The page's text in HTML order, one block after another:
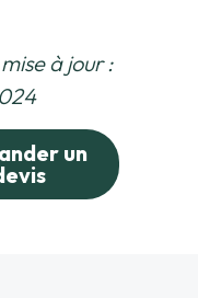
à jour :
un